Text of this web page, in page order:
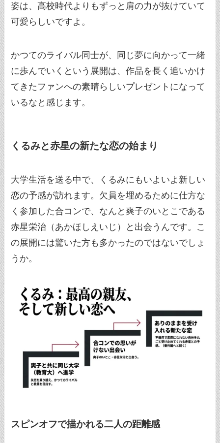
姿は、高校時代よりもずっと肩の力が抜けていて
可愛らしいですよ。
かつてのライバル同士が、同じ夢に向かって一緒
に歩んでいくという展開は、作品を長く追いかけ
てきたファンへの素晴らしいプレゼントになって
いるなと感じます。
くるみと赤星の新たな恋の始まり
大学生活を送る中で、くるみにもいよいよ新しい
恋の予感が訪れます。欠員を埋めるために仕方な
く参加した合コンで、なんと爽子のいとこである
赤星栄治（あかほしえいじ）と出会うんです。こ
の展開には驚いた方も多かったのではないでしょ
うか。
スピンオフで描かれる二人の距離感